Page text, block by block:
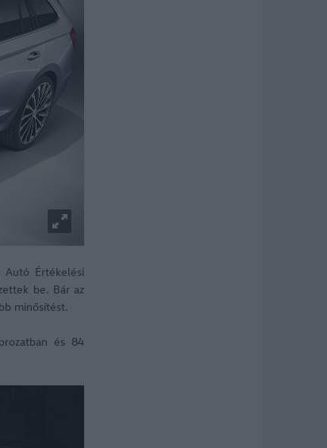
Értékelési
be. Bár az
minősítést.
és 84